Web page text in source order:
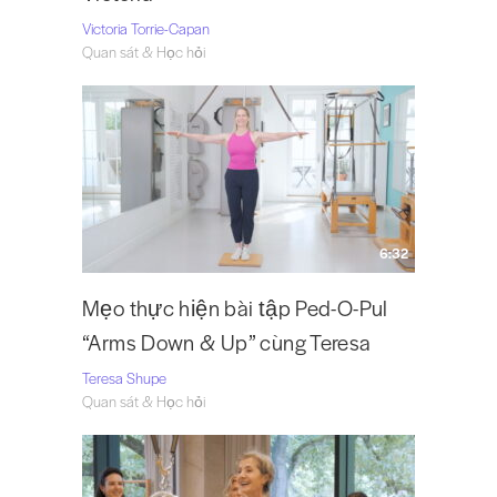
Victoria Torrie-Capan
Quan sát & Học hỏi
6:32
Mẹo thực hiện bài tập Ped-O-Pul
“Arms Down & Up” cùng Teresa
Teresa Shupe
Quan sát & Học hỏi